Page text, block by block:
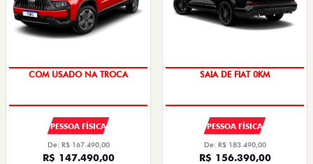
COM USADO NA TROCA
PESSOA FÍSICA
De: R$ 167.490,00
R$ 147.490,00
SAIA DE FIAT 0KM
PESSOA FÍSICA
De: R$ 183.490,00
R$ 156.390,00